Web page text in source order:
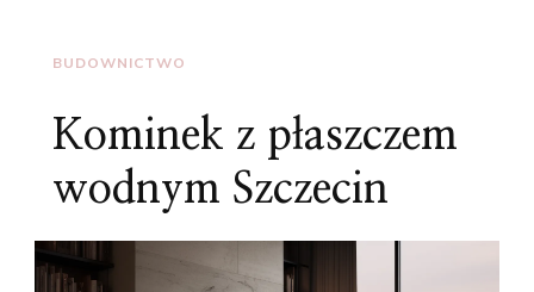
BUDOWNICTWO
Kominek z płaszczem
wodnym Szczecin